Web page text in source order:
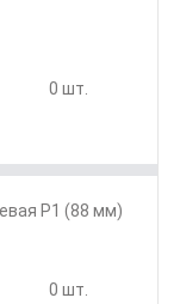
0 шт.
Р1 (88 мм)
0 шт.